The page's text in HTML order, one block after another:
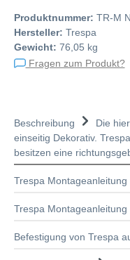
Produktnummer: TR-M
Hersteller: Trespa
Gewicht: 76,05 kg
Fragen zum Produkt?
Beschreibung
Die
einseitig Dekorativ.
besitzen eine
Trespa
Trespa
Befestigung von Trespa